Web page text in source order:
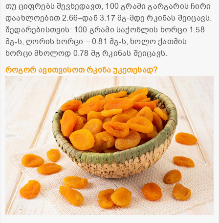
თუ ციფრებს შევხედავთ, 100 გრამი გარგარის ჩირი
დაახლოებით 2.66–დან 3.17 მგ-მდე რკინას შეიცავს.
შედარებისთვის: 100 გრამი საქონლის ხორცი 1.58
მგ-ს, ღორის ხორცი – 0.81 მგ-ს, ხოლო ქათმის
ხორცი მხოლოდ 0.78 მგ რკინას შეიცავს.
როგორ ავითვისოთ რკინა უკეთესად?